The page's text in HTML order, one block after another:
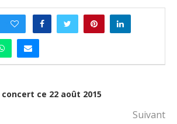
ce 22 août 2015
Suivant